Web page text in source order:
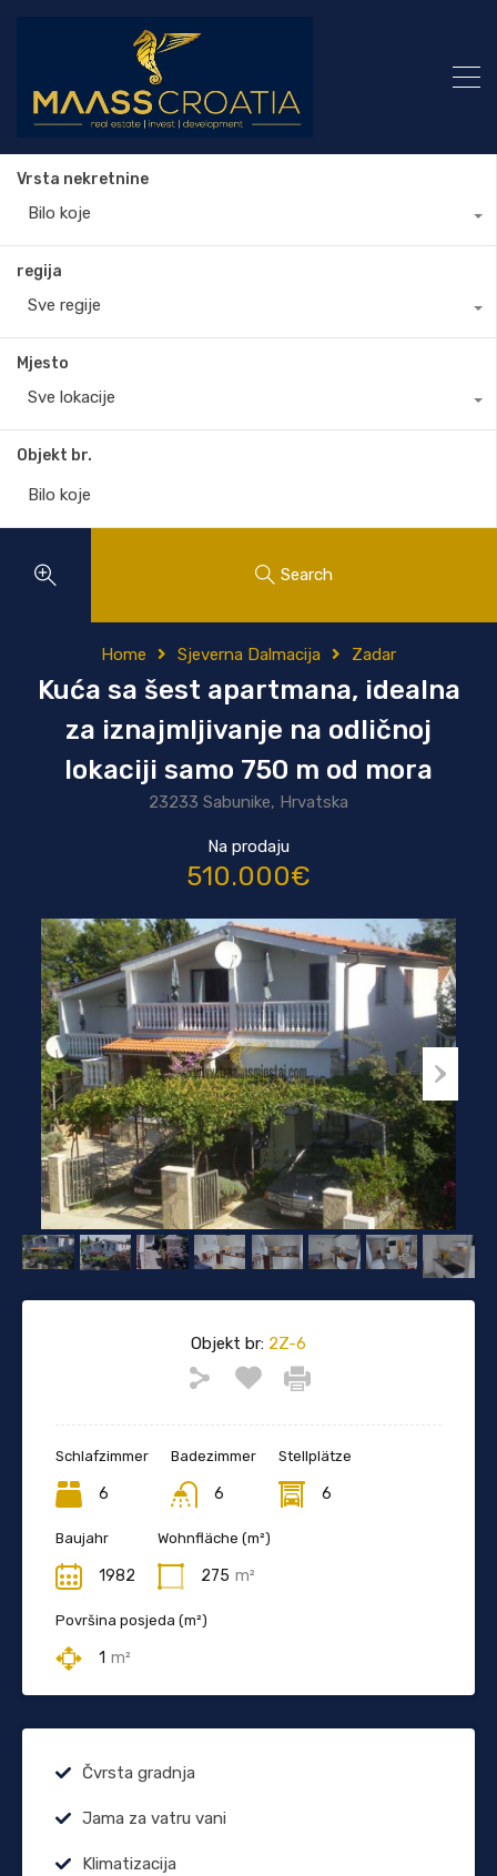
Vrsta nekretnine
Bilo koje
regija
Sve regije
Mjesto
Sve lokacije
Objekt br.
Search
Home Sjeverna Dalmacija Zadar
Kuća sa šest apartmana, idealna
za iznajmljivanje na odličnoj
lokaciji samo 750 m od mora
23233 Sabunike, Hrvatska
Na prodaju
510.000€
Objekt br: 2Z-6
Schlafzimmer
6
Badezimmer
6
Stellplätze
6
Baujahr
1982
Wohnfläche (m²)
275 m²
Površina posjeda (m²)
1 m²
Čvrsta gradnja
Jama za vatru vani
Klimatizacija